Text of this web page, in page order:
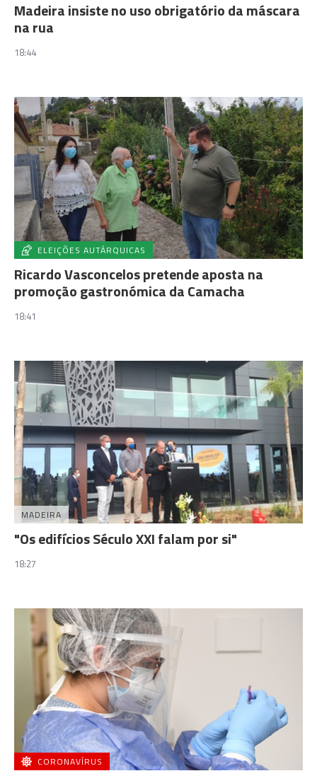
Madeira insiste no uso obrigatório da máscara
na rua
18:44
ELEIÇÕES AUTÁRQUICAS
Ricardo Vasconcelos pretende aposta na
promoção gastronómica da Camacha
18:41
MADEIRA
"Os edifícios Século XXI falam por si"
18:27
CORONAVÍRUS